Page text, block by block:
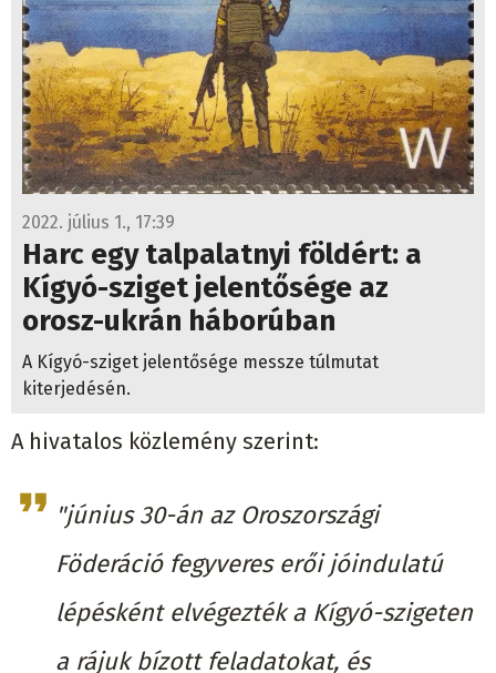
2022. július 1., 17:39
Harc egy talpalatnyi földért: a
Kígyó-sziget jelentősége az
orosz-ukrán háborúban
A Kígyó-sziget jelentősége messze túlmutat
kiterjedésén.
A hivatalos közlemény szerint:
"június 30-án az Oroszországi
Föderáció fegyveres erői jóindulatú
lépésként elvégezték a Kígyó-szigeten
a rájuk bízott feladatokat, és